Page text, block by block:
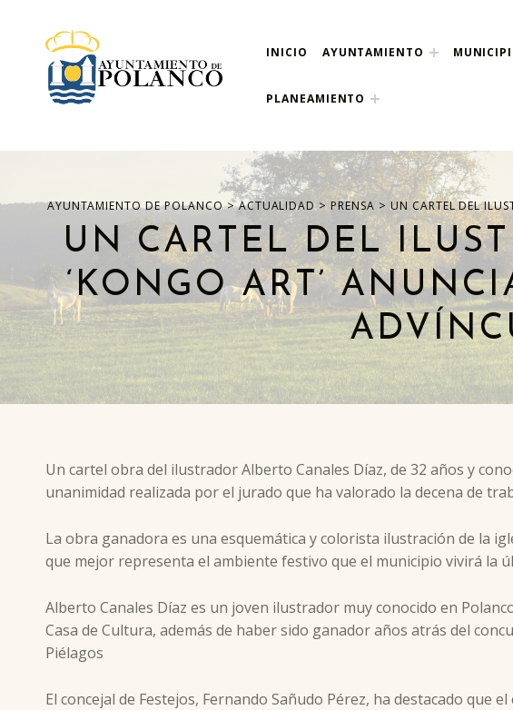
ayuntamiento de polanco
AYUNTAMIENTO DE POLANCO
INICIO AYUNTAMIENTO
PLANEAMIENTO
AYUNTAMIENTO DE POLANCO>ACTUALIDAD>PRENSA > UN CARTEL DEL
UN CARTEL DEL
‘KONGO ART’
Un cartel obra del ilustrador Alberto Canales Díaz, de 32 años y
unanimidad realizada por el jurado que ha valorado la decena de
La obra ganadora es una esquemática y colorista ilustración de la
que mejor representa el ambiente festivo que el municipio vivirá la
Alberto Canales Díaz es un joven ilustrador muy conocido en
Casa de Cultura, además de haber sido ganador años atrás del
Piélagos
El concejal de Festejos, Fernando Sañudo Pérez, ha destacado